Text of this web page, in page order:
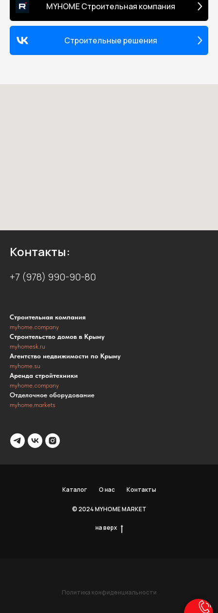
MYHOME Строительная компания
Строительные решения
Контакты:
+7 (978) 990-90-80
Строительная компания
myhome.company
Строительство домов в Крыму
myhomesk.ru
Агентство недвижимости по Крыму
myhome.su
Аренда стройтехники
myhome.company
Отделочное оборудование
myhome.markets
Каталог О нас Контакты
© 2024 MYHOME MARKET
на верх
Политика конфиденциальности